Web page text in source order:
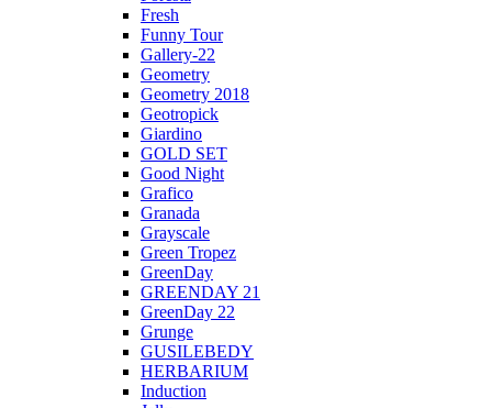
Fresh
Funny Tour
Gallery-22
Geometry
Geometry 2018
Geotropick
Giardino
GOLD SET
Good Night
Grafico
Granada
Grayscale
Green Tropez
GreenDay
GREENDAY 21
GreenDay 22
Grunge
GUSILEBEDY
HERBARIUM
Induction